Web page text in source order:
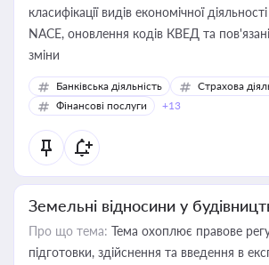
класифікації видів економічної
NACE, оновлення кодів КВЕД та
зміни
Банківська діяльність
Страхова
Фінансові послуги
+13
Земельні відносини у
Про що тема: Тема охоплює правове
підготовки, здійснення та введення в